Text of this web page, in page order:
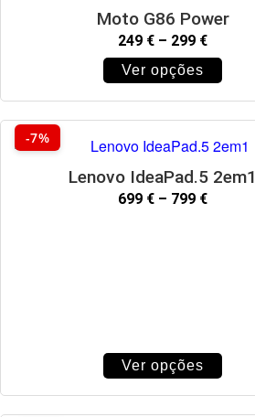
Moto G86 Power
249 € – 299 €
Ver opções
-7%
Lenovo IdeaPad.5 2em1
699 € – 799 €
Ver opções